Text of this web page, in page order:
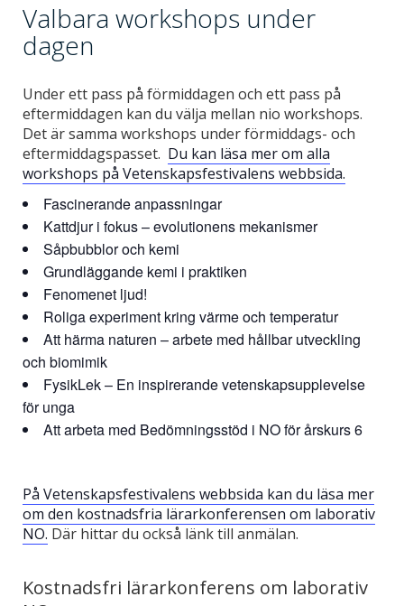
Valbara workshops under
dagen
Under ett pass på förmiddagen och ett pass på
eftermiddagen kan du välja mellan nio workshops.
Det är samma workshops under förmiddags- och
eftermiddagspasset. Du kan läsa mer om alla
workshops på Vetenskapsfestivalens webbsida.
Fascinerande anpassningar
Kattdjur i fokus – evolutionens mekanismer
Såpbubblor och kemi
Grundläggande kemi i praktiken
Fenomenet ljud!
Roliga experiment kring värme och temperatur
Att härma naturen – arbete med hållbar utveckling
och biomimik
FysikLek – En inspirerande vetenskapsupplevelse
för unga
Att arbeta med Bedömningsstöd i NO för årskurs 6
På Vetenskapsfestivalens webbsida kan du läsa mer
om den kostnadsfria lärarkonferensen om laborativ
NO. Där hittar du också länk till anmälan.
Kostnadsfri lärarkonferens om laborativ